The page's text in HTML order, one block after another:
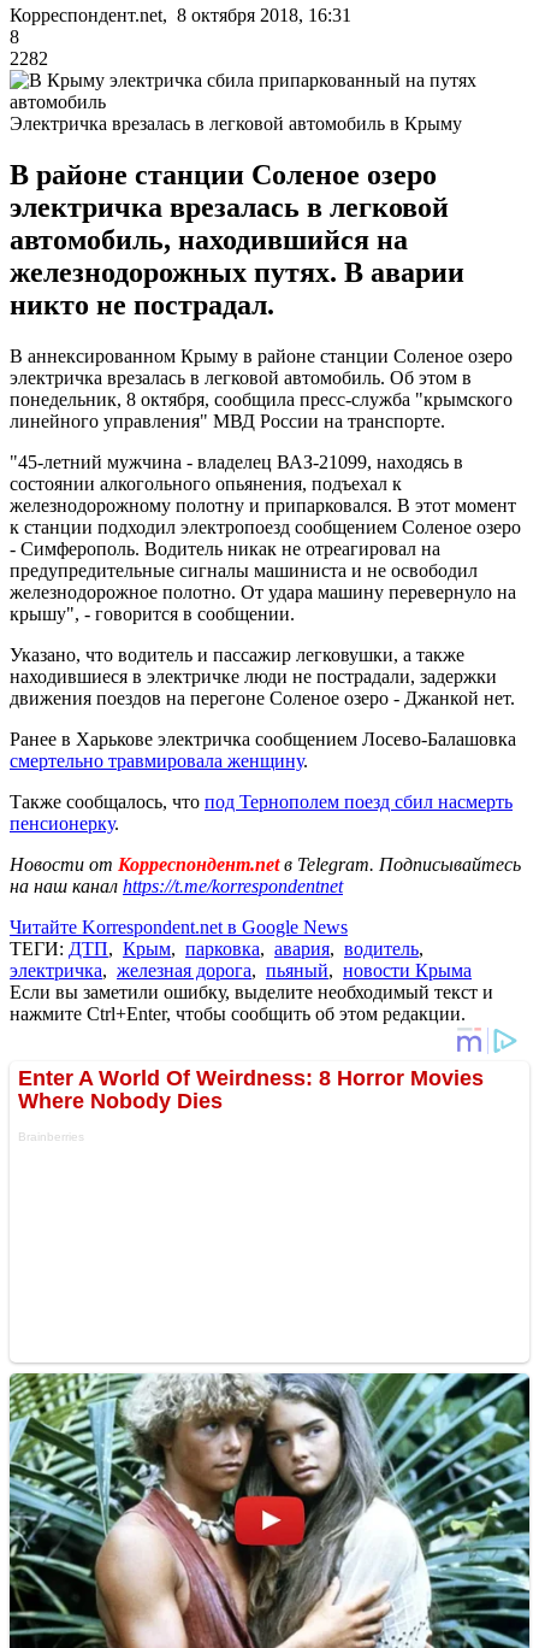
Корреспондент.net, 8 октября 2018, 16:31
8
2282
Электричка врезалась в легковой автомобиль в Крыму
В районе станции Соленое озеро
электричка врезалась в легковой
автомобиль, находившийся на
железнодорожных путях. В аварии
никто не пострадал.
В аннексированном Крыму в районе станции Соленое озеро
электричка врезалась в легковой автомобиль. Об этом в
понедельник, 8 октября, сообщила пресс-служба "крымского
линейного управления" МВД России на транспорте.
"45-летний мужчина - владелец ВАЗ-21099, находясь в
состоянии алкогольного опьянения, подъехал к
железнодорожному полотну и припарковался. В этот момент
к станции подходил электропоезд сообщением Соленое озеро
- Симферополь. Водитель никак не отреагировал на
предупредительные сигналы машиниста и не освободил
железнодорожное полотно. От удара машину перевернуло на
крышу", - говорится в сообщении.
Указано, что водитель и пассажир легковушки, а также
находившиеся в электричке люди не пострадали, задержки
движения поездов на перегоне Соленое озеро - Джанкой нет.
Ранее в Харькове электричка сообщением Лосево-Балашовка
смертельно травмировала женщину.
Также сообщалось, что под Тернополем поезд сбил насмерть
пенсионерку.
Новости от Корреспондент.netв Telegram. Подписывайтесь
на наш канал https://t.me/korrespondentnet
Читайте Korrespondent.net в Google News
ТЕГИ: ДТП, Крым, парковка, авария, водитель,
электричка, железная дорога, пьяный, новости Крыма
Если вы заметили ошибку, выделите необходимый текст и
нажмите Ctrl+Enter, чтобы сообщить об этом редакции.